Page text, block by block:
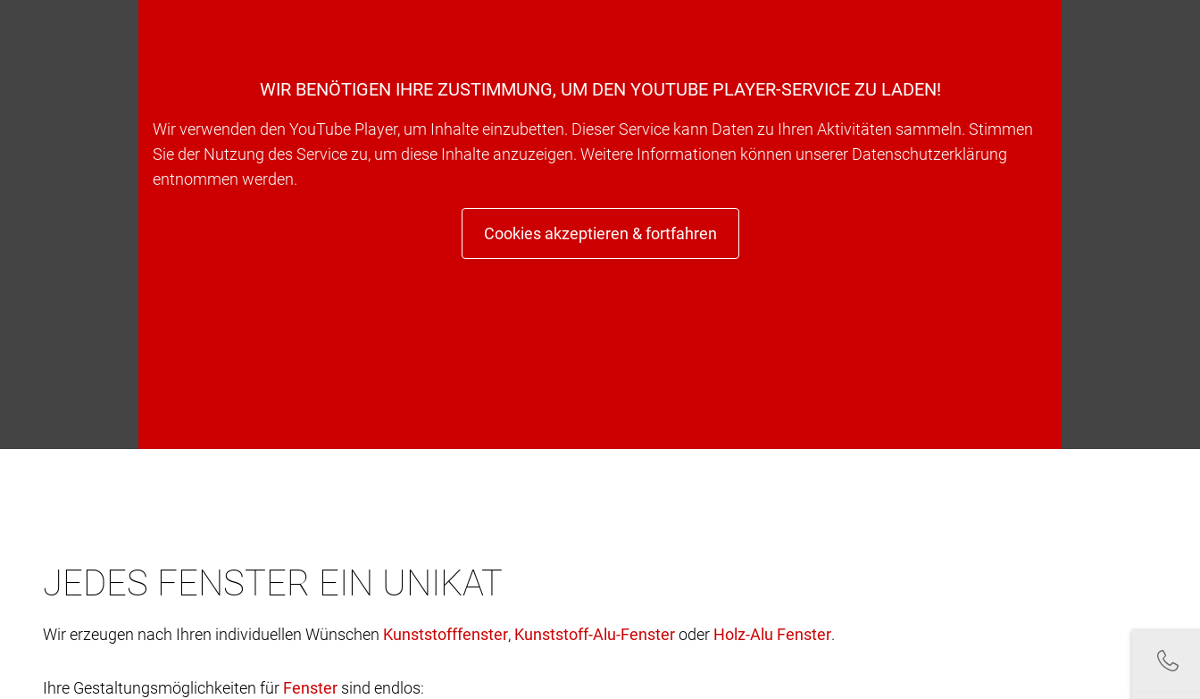
WIR BENÖTIGEN IHRE ZUSTIMMUNG, UM DEN YOUTUBE PLAYER-SERVICE ZU LADEN!
Wir verwenden den YouTube Player, um Inhalte einzubetten. Dieser Service kann Daten zu Ihren Aktivitäten sammeln. Stimmen
Sie der Nutzung des Service zu, um diese Inhalte anzuzeigen. Weitere Informationen können unserer Datenschutzerklärung
entnommen werden.
Cookies akzeptieren & fortfahren
JEDES FENSTER EIN UNIKAT
Wir erzeugen nach Ihren individuellen Wünschen , oder .
Ihre Gestaltungsmöglichkeiten für
sind endlos: